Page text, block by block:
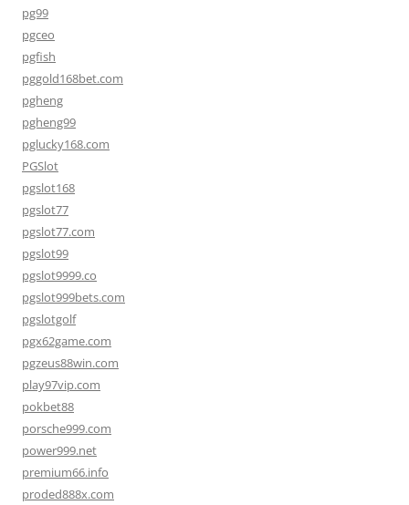
pg99
pgceo
pgfish
pggold168bet.com
pgheng
pgheng99
pglucky168.com
PGSlot
pgslot168
pgslot77
pgslot77.com
pgslot99
pgslot9999.co
pgslot999bets.com
pgslotgolf
pgx62game.com
pgzeus88win.com
play97vip.com
pokbet88
porsche999.com
power999.net
premium66.info
proded888x.com